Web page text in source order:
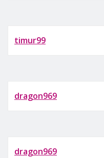
timur99
dragon969
dragon969